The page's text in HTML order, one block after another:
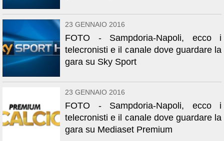
23 GENNAIO 2016
FOTO - Sampdoria-Napoli, ecco i
telecronisti e il canale dove guardare la
gara su Sky Sport
23 GENNAIO 2016
FOTO - Sampdoria-Napoli, ecco i
telecronisti e il canale dove guardare la
gara su Mediaset Premium